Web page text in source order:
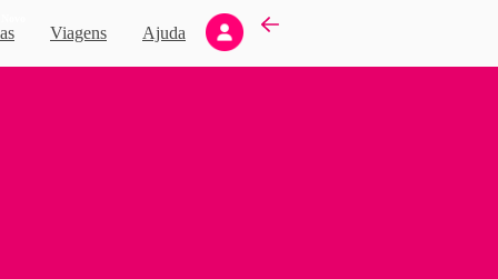
Viagens Ajuda